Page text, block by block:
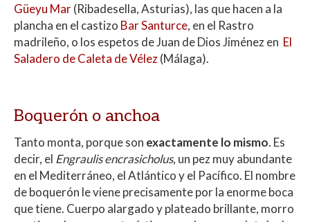
Güeyu Mar(Ribadesella, Asturias), las que hacen a la
plancha en el castizo Bar Santurce, en el Rastro
madrileño, o los espetos de Juan de Dios Jiménez en El
Saladero de Caleta de Vélez(Málaga).
Boquerón o anchoa
Tanto monta, porque son exactamente lo mismo. Es
decir, el Engraulis encrasicholus, un pez muy abundante
en el Mediterráneo, el Atlántico y el Pacífico. El nombre
de boquerón le viene precisamente por la enorme boca
que tiene. Cuerpo alargado y plateado brillante, morro